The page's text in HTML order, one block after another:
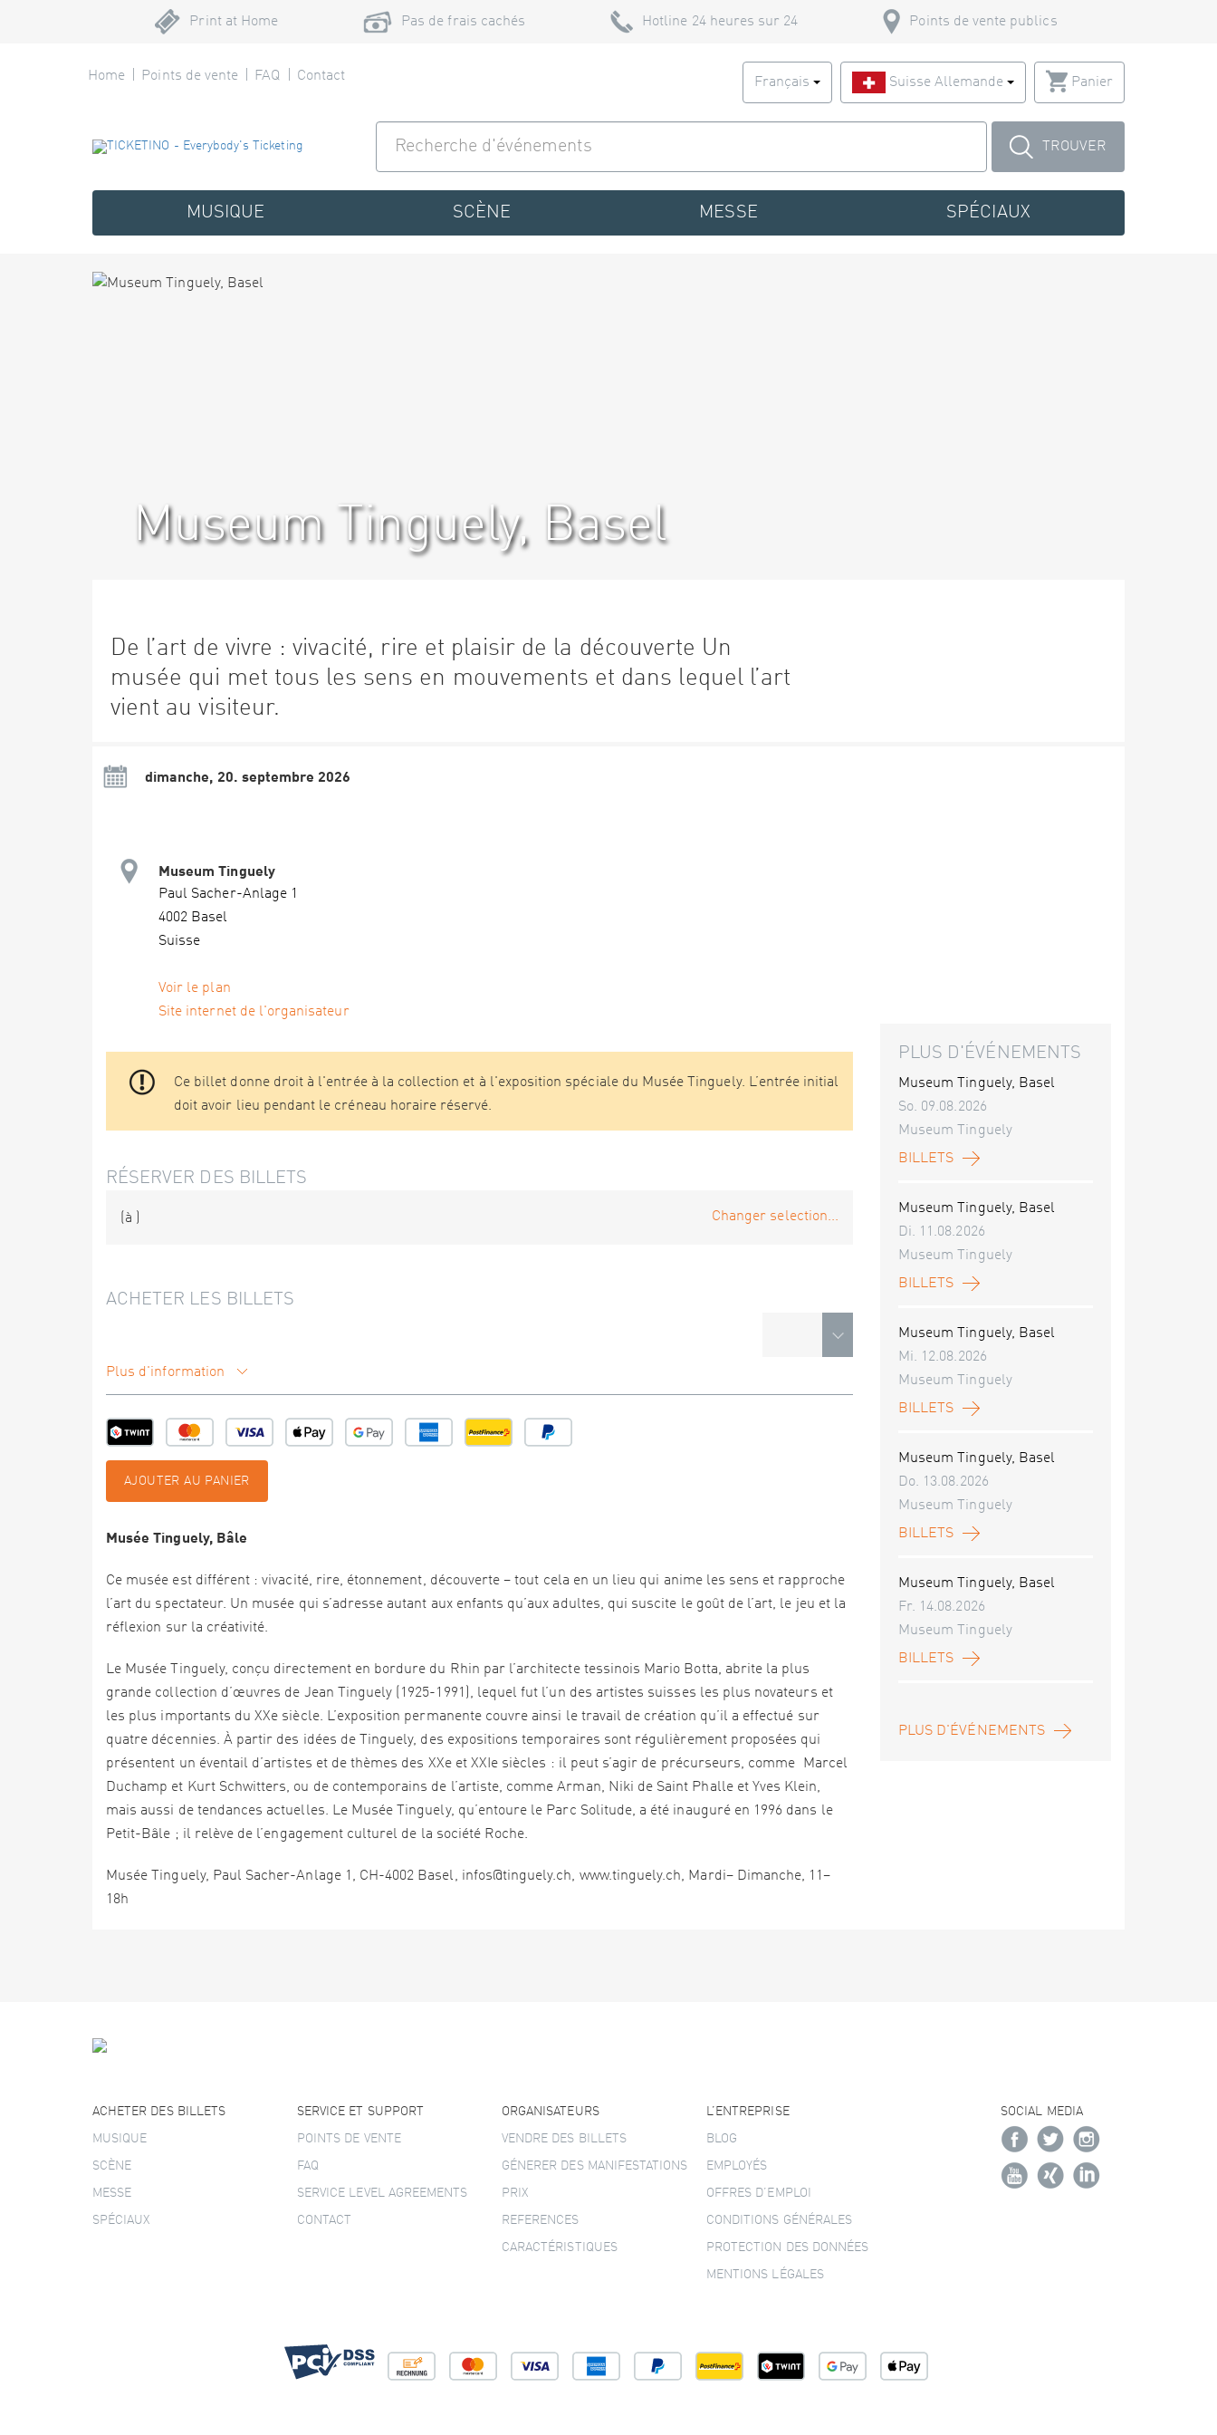
Print at Home Pas de frais cachés Hotline 24 heures sur 24 Points de vente publics
Home Points de vente FAQ Contact Français Suisse Allemande Panier
TROUVER
MUSIQUE SCÈNE MESSE SPÉCIAUX
Museum Tinguely, Basel
De l’art de vivre : vivacité, rire et plaisir de la découverte Un
musée qui met tous les sens en mouvements et dans lequel l’art
vient au visiteur.
dimanche, 20. septembre 2026
Museum Tinguely
Paul Sacher-Anlage 1
4002 Basel
Suisse
Voir le plan
Site internet de l'organisateur
Ce billet donne droit à l'entrée à la collection et à l'exposition spéciale du Musée Tinguely. L’entrée initial
doit avoir lieu pendant le créneau horaire réservé.
RÉSERVER DES BILLETS
(à Changer selection...
ACHETER LES BILLETS
Plus d'information
AJOUTER AU PANIER
Musée Tinguely, Bâle
Ce musée est différent : vivacité, rire, étonnement, découverte – tout cela en un lieu qui anime les sens et rapproche
l’art du spectateur. Un musée qui s’adresse autant aux enfants qu’aux adultes, qui suscite le goût de l’art, le jeu et la
réflexion sur la créativité.
Le Musée Tinguely, conçu directement en bordure du Rhin par l’architecte tessinois Mario Botta, abrite la plus
grande collection d’œuvres de Jean Tinguely (1925-1991), lequel fut l’un des artistes suisses les plus novateurs et
les plus importants du XXe siècle. L’exposition permanente couvre ainsi le travail de création qu’il a effectué sur
quatre décennies. À partir des idées de Tinguely, des expositions temporaires sont régulièrement proposées qui
présentent un éventail d’artistes et de thèmes des XXe et XXIe siècles : il peut s’agir de précurseurs, comme Marcel
Duchamp et Kurt Schwitters, ou de contemporains de l’artiste, comme Arman, Niki de Saint Phalle et Yves Klein,
mais aussi de tendances actuelles. Le Musée Tinguely, qu’entoure le Parc Solitude, a été inauguré en 1996 dans le
Petit-Bâle ; il relève de l’engagement culturel de la société Roche.
Musée Tinguely, Paul Sacher-Anlage 1, CH-4002 Basel, infos@tinguely.ch, www.tinguely.ch, Mardi– Dimanche, 11–
18h
PLUS D'ÉVÉNEMENTS
Museum Tinguely, Basel
So. 09.08.2026
Museum Tinguely
BILLETS
Museum Tinguely, Basel
Di. 11.08.2026
Museum Tinguely
BILLETS
Museum Tinguely, Basel
Mi. 12.08.2026
Museum Tinguely
BILLETS
Museum Tinguely, Basel
Do. 13.08.2026
Museum Tinguely
BILLETS
Museum Tinguely, Basel
Fr. 14.08.2026
Museum Tinguely
BILLETS
PLUS D'ÉVÉNEMENTS
ACHETER DES BILLETS
MUSIQUE
SCÈNE
MESSE
SPÉCIAUX
SERVICE ET SUPPORT
POINTS DE VENTE
FAQ
SERVICE LEVEL AGREEMENTS
CONTACT
ORGANISATEURS
VENDRE DES BILLETS
GÉNERER DES MANIFESTATIONS
PRIX
REFERENCES
CARACTÉRISTIQUES
L’ENTREPRISE
BLOG
EMPLOYÉS
OFFRES D’EMPLOI
CONDITIONS GÉNÉRALES
PROTECTION DES DONNÉES
MENTIONS LÉGALES
SOCIAL MEDIA